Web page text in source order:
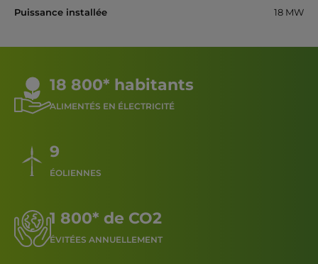
Puissance installée
18 MW
18 800* habitants
ALIMENTÉS EN ÉLECTRICITÉ
9
ÉOLIENNES
1 800* de CO2
ÉVITÉES ANNUELLEMENT